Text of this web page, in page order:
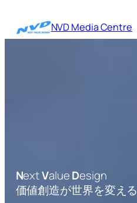
を
NVD Media Centre
NextValueDesign
価値創造が世界を変える